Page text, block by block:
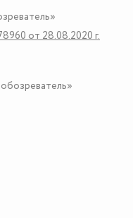
от 28.08.2020 г.